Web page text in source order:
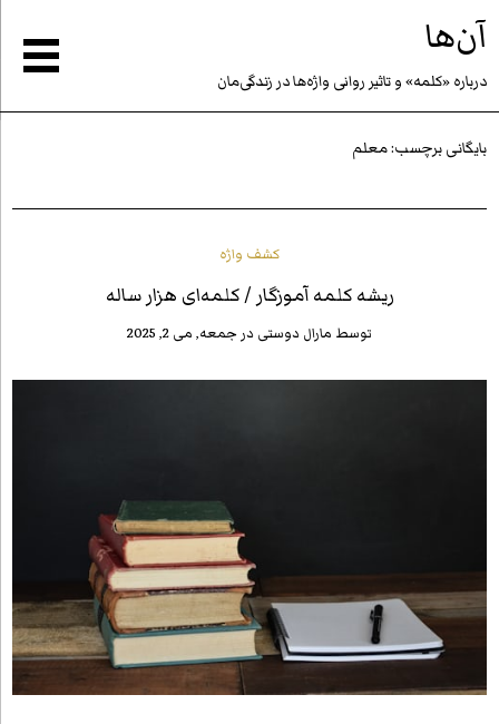
آن‌ها
درباره «كلمه» و تاثير روانى واژه‌ها در زندگى‌مان
بایگانی برچسب:معلم
کشف واژه
ریشه کلمه آموزگار / کلمه‌ای هزار ساله
توسط مارال دوستی در جمعه, می 2, 2025